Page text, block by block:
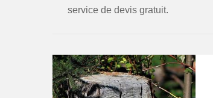
service de devis gratuit.